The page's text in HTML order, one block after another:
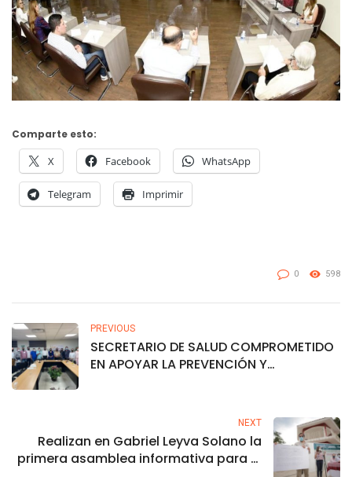
Comparte esto:
X Facebook WhatsApp
Telegram Imprimir
0 598
PREVIOUS
SECRETARIO DE SALUD COMPROMETIDO
EN APOYAR LA PREVENCIÓN Y
NEXT
Realizan en Gabriel Leyva Solano la
primera asamblea informativa para el